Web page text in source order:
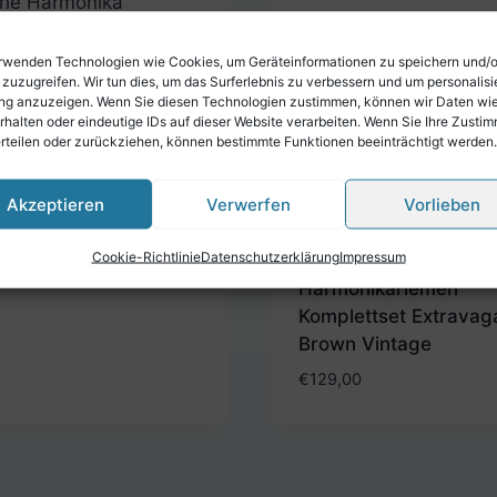
Technologien wie Cookies, um Geräteinformationen zu speichern und/
Wir tun dies, um das Surferlebnis zu verbessern und um
anzuzeigen. Wenn Sie diesen Technologien zustimmen, können wir Daten
oder eindeutige IDs auf dieser Website verarbeiten. Wenn Sie Ihre
oder zurückziehen, können bestimmte Funktionen beeinträchtigt werden.
Akzeptieren Verwerfen Vorlieben
Cookie-RichtlinieDatenschutzerklärungImpressum
Harmonika
Steirische Harmonika
Harmonikariemen
Komplettset
Brown Vintage
€129,00